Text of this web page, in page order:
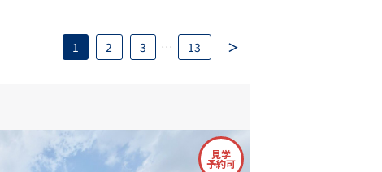
1 2 3 … 13 ＞
見学
予約可